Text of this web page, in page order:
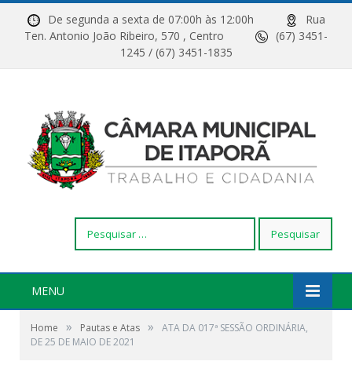
De segunda a sexta de 07:00h às 12:00h
Rua
Ten. Antonio João Ribeiro, 570 , Centro
(67) 3451-
1245 / (67) 3451-1835
por:
MENU
Home » Pautas e Atas »
ATA DA 017ª SESSÃO ORDINÁRIA,
DE 25 DE MAIO DE 2021